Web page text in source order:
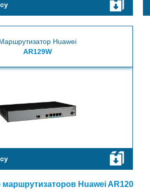
Huawei
AR129W
маршрутизаторов Huawei AR120